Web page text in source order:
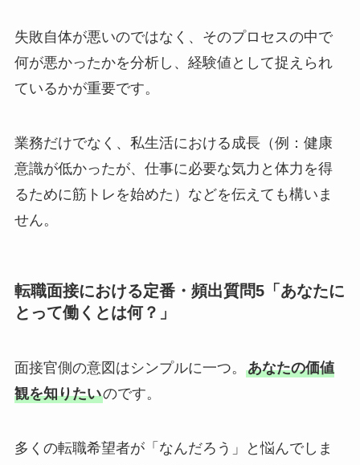
失敗自体が悪いのではなく、そのプロセスの中で
何が悪かったかを分析し、経験値として捉えられ
ているかが重要です。
業務だけでなく、私生活における成長（例：健康
意識が低かったが、仕事に必要な気力と体力を得
るために筋トレを始めた）などを伝えても構いま
せん。
転職面接における定番・頻出質問5「あなたに
とって働くとは何？」
面接官側の意図はシンプルに一つ。 あなたの価値
観を知りたいのです。
多くの転職希望者が「なんだろう」と悩んでしま